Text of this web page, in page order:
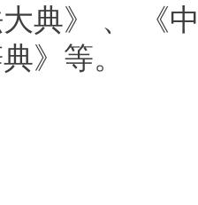
典》 、 《
》等。